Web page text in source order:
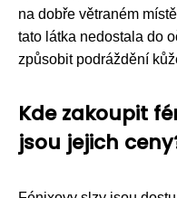
na dobře větraném
tato látka nedostala do
způsobit podráždění
Kde zakoupit
jsou jejich